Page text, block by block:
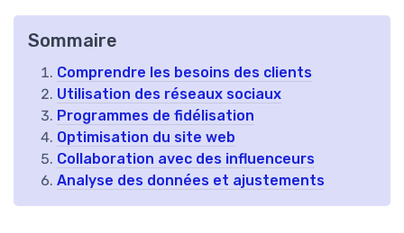
Sommaire
Comprendre les besoins des clients
Utilisation des réseaux sociaux
Programmes de fidélisation
Optimisation du site web
Collaboration avec des influenceurs
Analyse des données et ajustements